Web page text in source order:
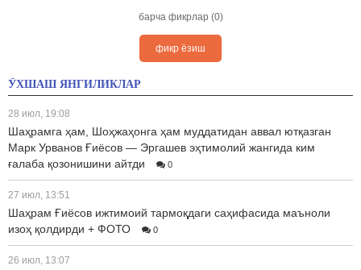
барча фикрлар (0)
фикр ёзиш
ЎХШАШ ЯНГИЛИКЛАР
28 июл, 19:08
Шаҳрамга ҳам, Шоҳжаҳонга ҳам муддатидан аввал ютқазган
Марк Урванов Ғиёсов — Эргашев эҳтимолий жангида ким
ғалаба қозонишини айтди
0
27 июл, 13:51
Шаҳрам Ғиёсов ижтимоий тармоқдаги саҳифасида маъноли
изоҳ қолдирди + ФОТО
0
26 июл, 13:07